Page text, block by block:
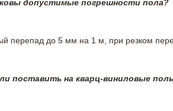
допустимые погрешности пола?
перепад до 5 мм на 1 м, при резком
поставить на кварц-виниловые